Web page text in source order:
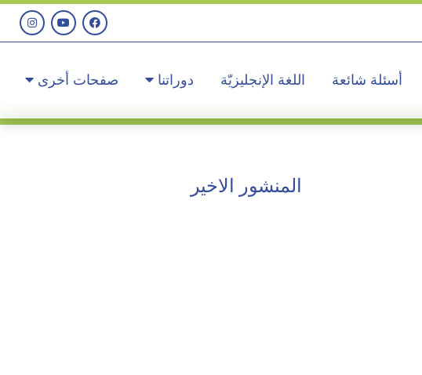
أسئلة شائعة اللغة الإنجليزيّة دوراتنا صفحات أخرى
المنشور الاخير